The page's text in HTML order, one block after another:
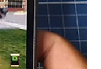
늄 케이스를 사용한 부
그보다는 엄청 무거
켓 구조를 사용한..